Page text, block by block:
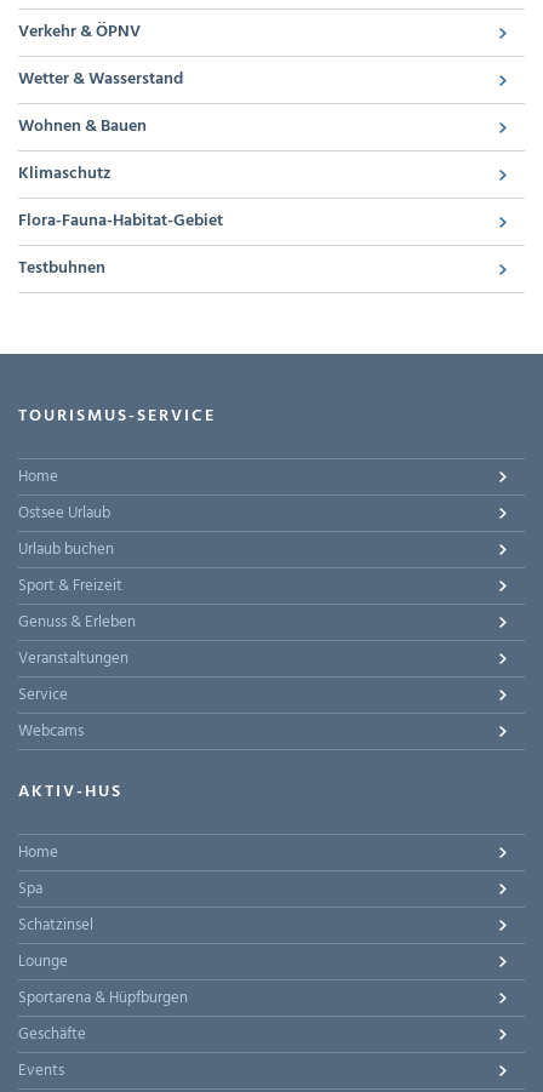
Verkehr & ÖPNV
Wetter & Wasserstand
Wohnen & Bauen
Klimaschutz
Flora-Fauna-Habitat-Gebiet
Testbuhnen
TOURISMUS-SERVICE
Home
Ostsee Urlaub
Urlaub buchen
Sport & Freizeit
Genuss & Erleben
Veranstaltungen
Service
Webcams
AKTIV-HUS
Home
Spa
Schatzinsel
Lounge
Sportarena & Hüpfburgen
Geschäfte
Events